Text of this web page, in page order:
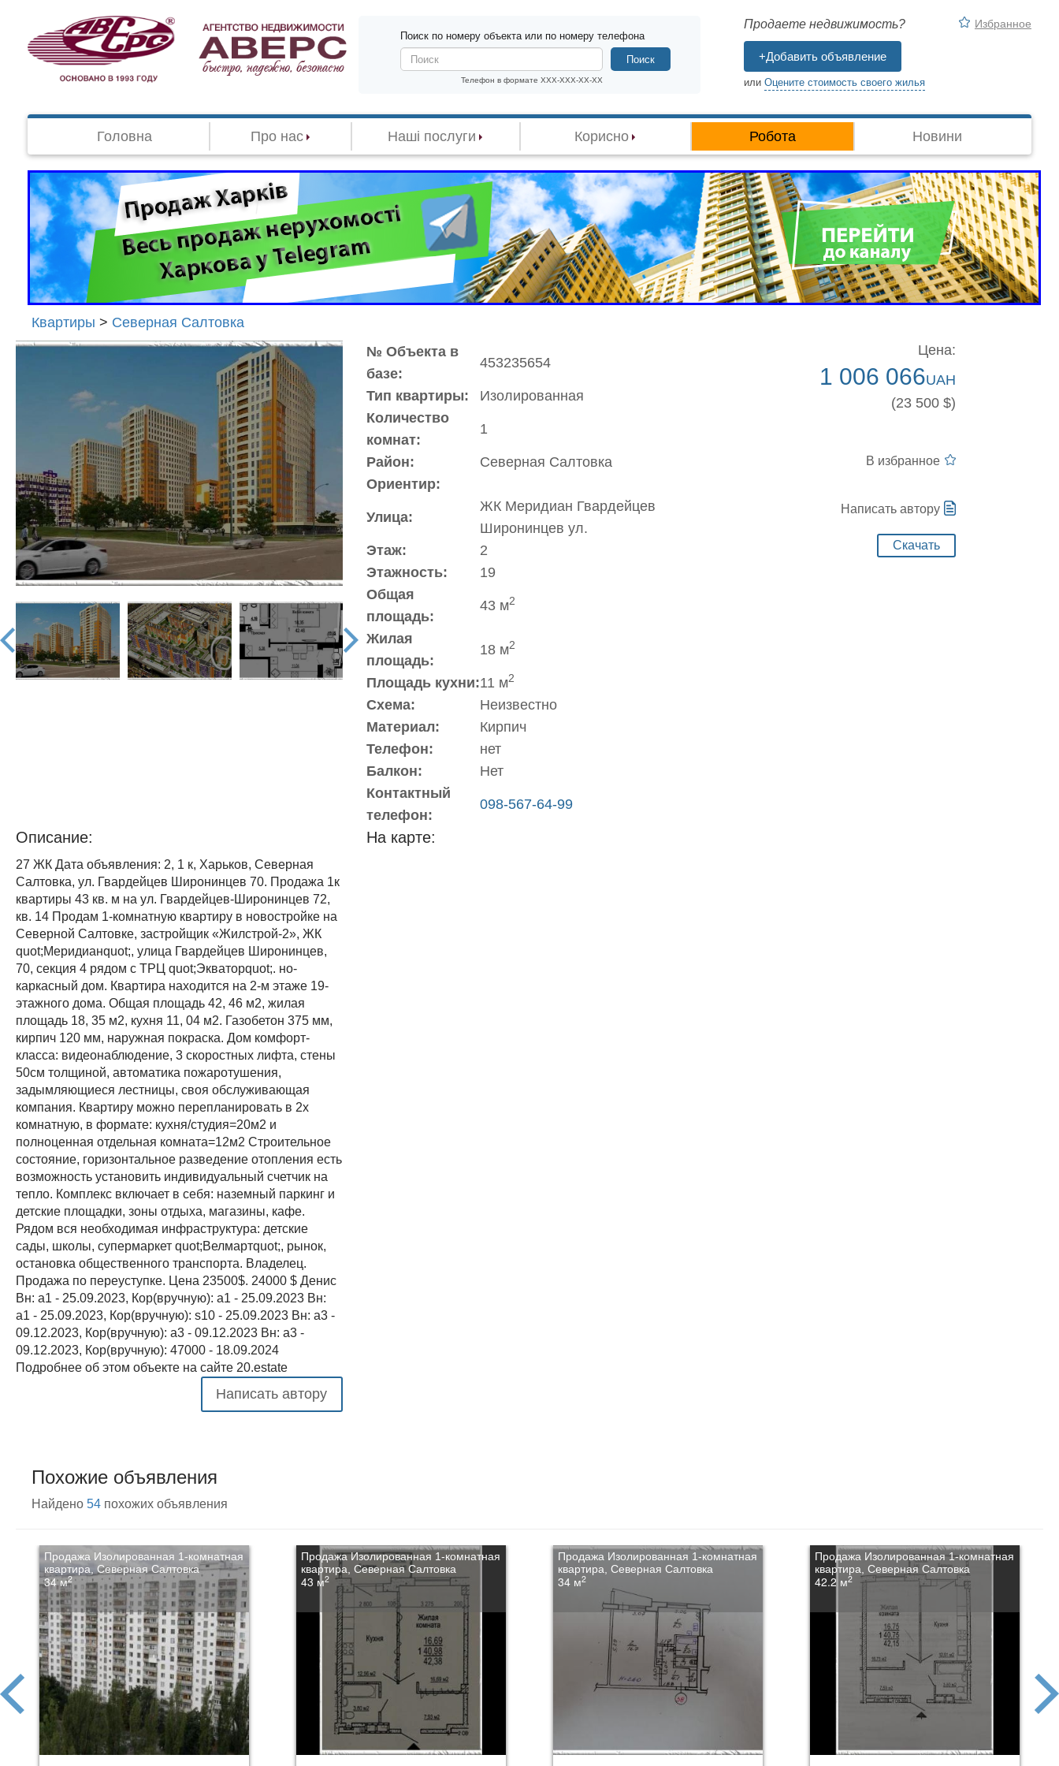
Поиск по номеру объекта или по номеру телефона
Телефон в формате XXX-XXX-XX-XX
Поиск
Продаете недвижимость?
+Добавить объявление
или Оцените стоимость своего жилья
Избранное
Головна Про нас Наші послуги Корисно Робота Новини
Квартиры > Северная Салтовка
Агенство
"Аверс"
prev
next
№ Объекта в
базе:
453235654
Тип квартиры:
Изолированная
Количество
комнат:
1
Район:
Северная Салтовка
Ориентир:
Улица:
ЖК Меридиан Гвардейцев
Широнинцев ул.
Этаж:
2
Этажность:
19
Общая
площадь:
43 м2
Жилая
площадь:
18 м2
Площадь кухни:11 м2
Схема:
Неизвестно
Материал:
Кирпич
Телефон:
нет
Балкон:
Нет
Контактный
телефон:
098-567-64-99
Цена:
1 006 066UAH
(23 500 $)
В избранное
Написать автору
Скачать
Описание:
27 ЖК Дата объявления: 2, 1 к, Харьков, Северная
Салтовка, ул. Гвардейцев Широнинцев 70. Продажа 1к
квартиры 43 кв. м на ул. Гвардейцев-Широнинцев 72,
кв. 14 Продам 1-комнатную квартиру в новостройке на
Северной Салтовке, застройщик «Жилстрой-2», ЖК
quot;Меридианquot;, улица Гвардейцев Широнинцев,
70, секция 4 рядом с ТРЦ quot;Экваторquot;. но-
каркасный дом. Квартира находится на 2-м этаже 19-
этажного дома. Общая площадь 42, 46 м2, жилая
площадь 18, 35 м2, кухня 11, 04 м2. Газобетон 375 мм,
кирпич 120 мм, наружная покраска. Дом комфорт-
класса: видеонаблюдение, 3 скоростных лифта, стены
50см толщиной, автоматика пожаротушения,
задымляющиеся лестницы, своя обслуживающая
компания. Квартиру можно перепланировать в 2х
комнатную, в формате: кухня/студия=20м2 и
полноценная отдельная комната=12м2 Строительное
состояние, горизонтальное разведение отопления есть
возможность установить индивидуальный счетчик на
тепло. Комплекс включает в себя: наземный паркинг и
детские площадки, зоны отдыха, магазины, кафе.
Рядом вся необходимая инфраструктура: детские
сады, школы, супермаркет quot;Велмартquot;, рынок,
остановка общественного транспорта. Владелец.
Продажа по переуступке. Цена 23500$. 24000 $ Денис
Вн: a1 - 25.09.2023, Кор(вручную): a1 - 25.09.2023 Вн:
a1 - 25.09.2023, Кор(вручную): s10 - 25.09.2023 Вн: a3 -
09.12.2023, Кор(вручную): a3 - 09.12.2023 Вн: a3 -
09.12.2023, Кор(вручную): 47000 - 18.09.2024
Подробнее об этом объекте на сайте 20.estate
Написать автору
На карте:
Похожие объявления
Найдено 54 похожих объявления
Продажа Изолированная 1-комнатная
квартира, Северная Салтовка
34 м2
Продажа Изолированная 1-комнатная
квартира, Северная Салтовка
43 м2
Продажа Изолированная 1-комнатная
квартира, Северная Салтовка
34 м2
Продажа Изолированная 1-комнатная
квартира, Северная Салтовка
42.2 м2
prev
next